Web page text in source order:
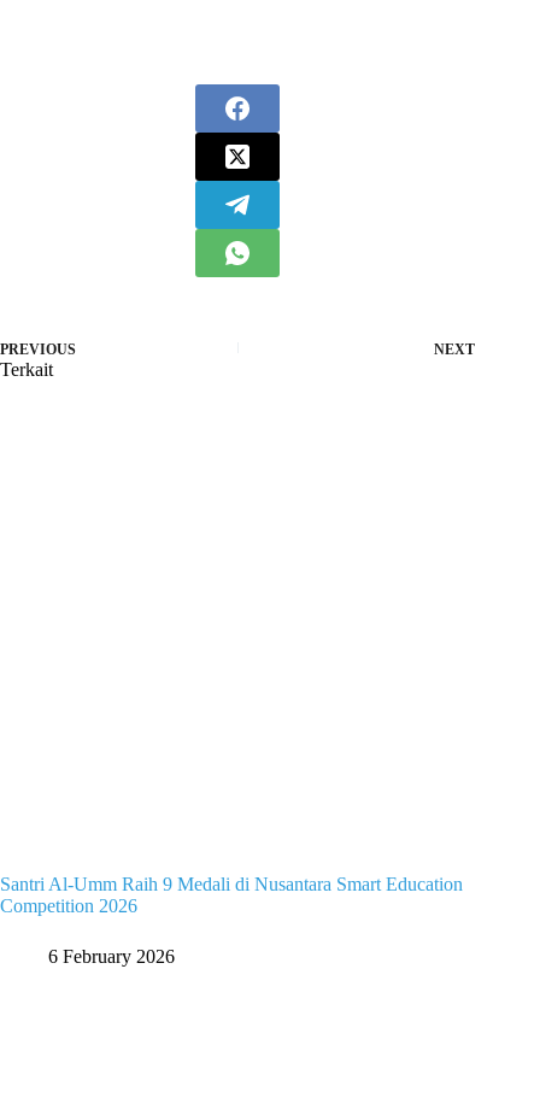
PREVIOUS NEXT
Terkait
Santri Al-Umm Raih 9 Medali di Nusantara Smart Education
Competition 2026
6 February 2026